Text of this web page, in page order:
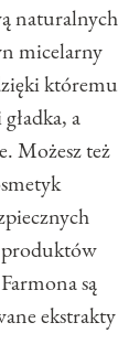
naturalnych
micelarny
któremu
a
Możesz też
produktów
są
ekstrakty